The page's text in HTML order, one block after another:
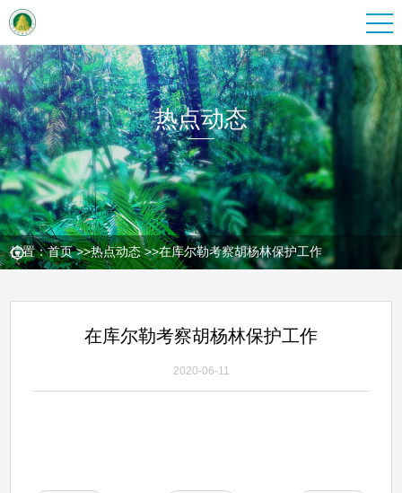
热点动态
位置：首页>>热点动态>>在库尔勒考察胡杨林保护工作
在库尔勒考察胡杨林保护工作
2020-06-11